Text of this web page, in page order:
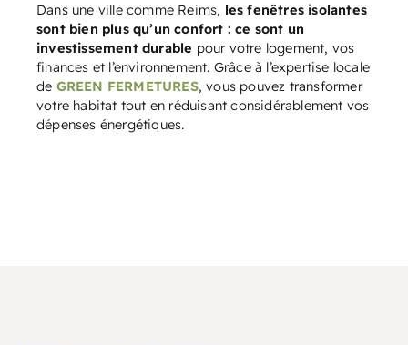
Dans une ville comme Reims, les fenêtres isolantes
sont bien plus qu’un confort : ce sont un
investissement durable pour votre logement, vos
finances et l’environnement. Grâce à l’expertise locale
de GREEN FERMETURES, vous pouvez transformer
votre habitat tout en réduisant considérablement vos
dépenses énergétiques.